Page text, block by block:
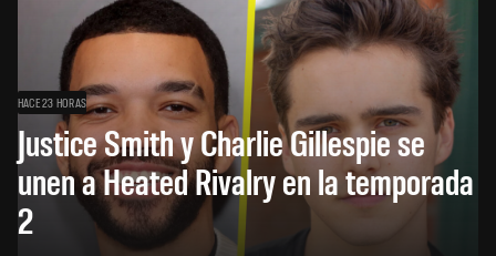
HACE 23 HORAS
Justice Smith y Charlie Gillespie se
unen a Heated Rivalry en la temporada
2